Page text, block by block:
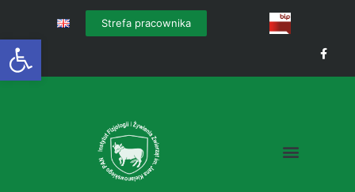
Otwórz pasek narzędzi
Strefa pracownika